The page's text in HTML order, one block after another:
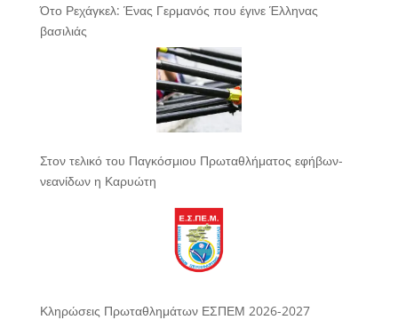
Ότο Ρεχάγκελ: Ένας Γερμανός που έγινε Έλληνας
βασιλιάς
Στον τελικό του Παγκόσμιου Πρωταθλήματος εφήβων-
νεανίδων η Καρυώτη
Κληρώσεις Πρωταθλημάτων ΕΣΠΕΜ 2026-2027